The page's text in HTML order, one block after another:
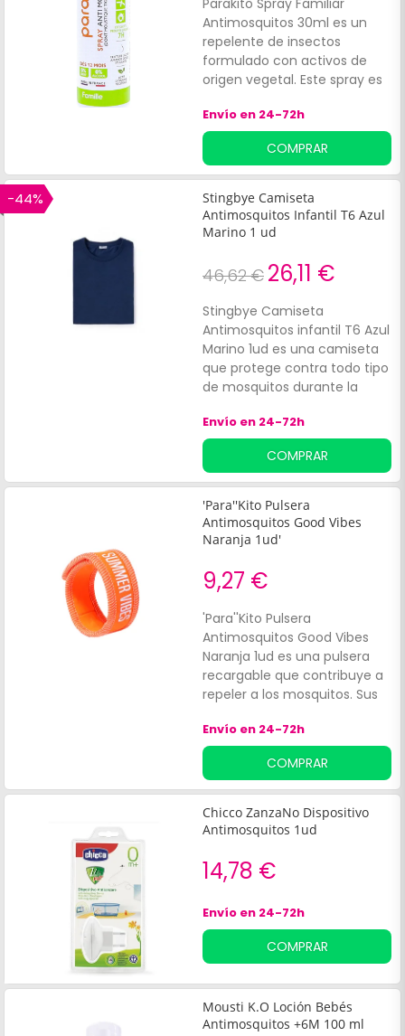
Parakito Spray Familiar
Antimosquitos 30ml es un
repelente de insectos
formulado con activos de
origen vegetal. Este spray es
mosquitos tigre. Las
garrapatas. Ofrece una
protección comprobada que
dura hasta 7 horas.
Envío en 24-72h
COMPRAR
-44%
Stingbye Camiseta
Antimosquitos Infantil T6 Azul
Marino 1 ud
46,62 € 26,11 €
Stingbye Camiseta
Antimosquitos infantil T6 Azul
Marino 1ud es una camiseta
que protege contra todo tipo
de mosquitos durante la
aire libre. Es suave, de
algodón y poliéster,
agradable y de calidad.
Además, contiene un
tratamiento antibacteriano
para prevenir el olor a sudor.
Se trata de un accesorio
que dura hasta 100 lavados y
fabricado en España.
Envío en 24-72h
COMPRAR
'Para''Kito Pulsera
Antimosquitos Good Vibes
Naranja 1ud'
9,27 €
'Para''Kito Pulsera
Antimosquitos Good Vibes
Naranja 1ud es una pulsera
recargable que contribuye a
repeler a los mosquitos. Sus
sistema Diffu.
Envío en 24-72h
COMPRAR
Chicco ZanzaNo Dispositivo
Antimosquitos 1ud
14,78 €
Envío en 24-72h
COMPRAR
Mousti K.O Loción Bebés
Antimosquitos +6M 100 ml